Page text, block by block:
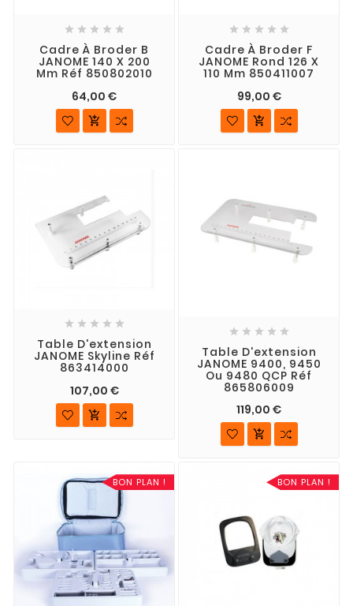
    
Cadre À Broder B
JANOME 140 X 200
Mm Réf 850802010
64,00 €

    
Cadre À Broder F
JANOME Rond 126 X
110 Mm 850411007
99,00 €

    
Table D'extension
JANOME Skyline Réf
863414000
107,00 €

    
Table D'extension
JANOME 9400, 9450
Ou 9480 QCP Réf
865806009
119,00 €

BON PLAN ! BON PLAN !